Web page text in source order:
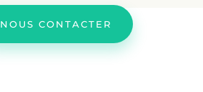
NOUS CONTACTER